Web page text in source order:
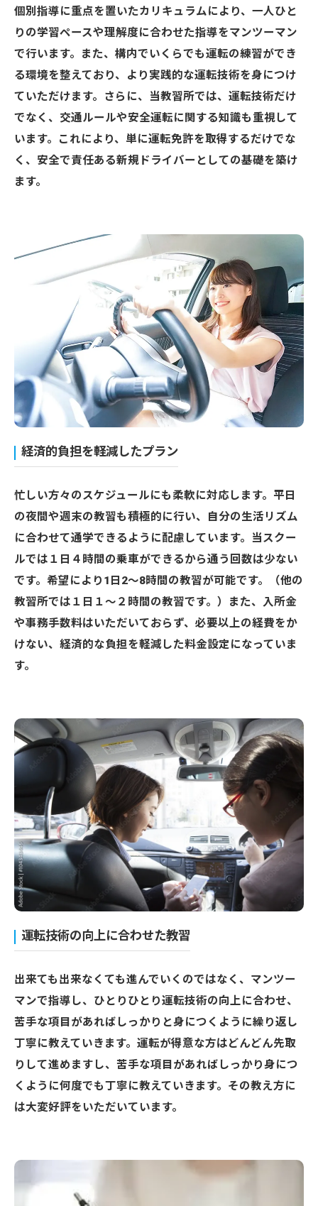
個別指導に重点を置いたカリキュラムにより、一人ひと
りの学習ペースや理解度に合わせた指導をマンツーマン
で行います。また、構内でいくらでも運転の練習ができ
る環境を整えており、より実践的な運転技術を身につけ
ていただけます。さらに、当教習所では、運転技術だけ
でなく、交通ルールや安全運転に関する知識も重視して
います。これにより、単に運転免許を取得するだけでな
く、安全で責任ある新規ドライバーとしての基礎を築け
ます。
経済的負担を軽減したプラン
忙しい方々のスケジュールにも柔軟に対応します。平日
の夜間や週末の教習も積極的に行い、自分の生活リズム
に合わせて通学できるように配慮しています。当スクー
ルでは１日４時間の乗車ができるから通う回数は少ない
です。希望により1日2〜8時間の教習が可能です。（他の
教習所では１日１〜２時間の教習です。）また、入所金
や事務手数料はいただいておらず、必要以上の経費をか
けない、経済的な負担を軽減した料金設定になっていま
す。
運転技術の向上に合わせた教習
出来ても出来なくても進んでいくのではなく、マンツー
マンで指導し、ひとりひとり運転技術の向上に合わせ、
苦手な項目があればしっかりと身につくように繰り返し
丁寧に教えていきます。運転が得意な方はどんどん先取
りして進めますし、苦手な項目があればしっかり身につ
くように何度でも丁寧に教えていきます。その教え方に
は大変好評をいただいています。